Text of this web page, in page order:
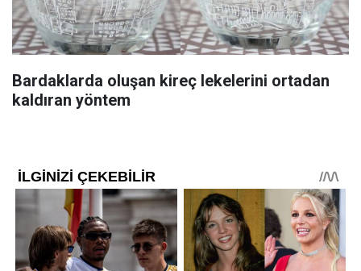
Bardaklarda oluşan kireç lekelerini ortadan
kaldıran yöntem